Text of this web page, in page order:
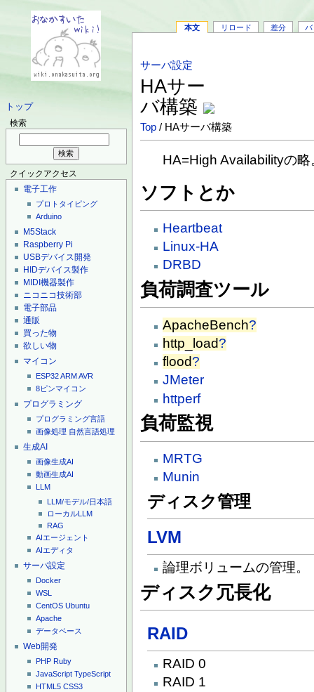
トップ
検索
クイックアクセス
電子工作
プロトタイピング
Arduino
M5Stack
Raspberry Pi
USBデバイス開発
HIDデバイス製作
MIDI機器製作
ニコニコ技術部
電子部品
通販
買った物
欲しい物
マイコン
ESP32ARMAVR
8ピンマイコン
プログラミング
プログラミング言語
画像処理 自然言語処理
生成AI
画像生成AI
動画生成AI
LLM
LLM/モデル/日本語
ローカルLLM
RAG
AIエージェント
AIエディタ
サーバ設定
Docker
WSL
CentOS Ubuntu
Apache
データベース
Web開発
PHP Ruby
JavaScript TypeScript
HTML5 CSS3
本文 リロード 差分 バ
サーバ設定
HAサー
バ構築
Top / HAサーバ構築
HA=High Availabilityの略
ソフトとか
Heartbeat
Linux-HA
DRBD
負荷調査ツール
ApacheBench?
http_load?
flood?
JMeter
httperf
負荷監視
MRTG
Munin
ディスク管理
LVM
論理ボリュームの管理。
ディスク冗長化
RAID
RAID 0
RAID 1